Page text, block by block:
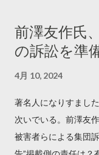
トするのか？
前澤友作氏
の訴訟を準
4月 10, 2024
著名人になりすまし
次いでいる。前澤友
被害者らによる集団